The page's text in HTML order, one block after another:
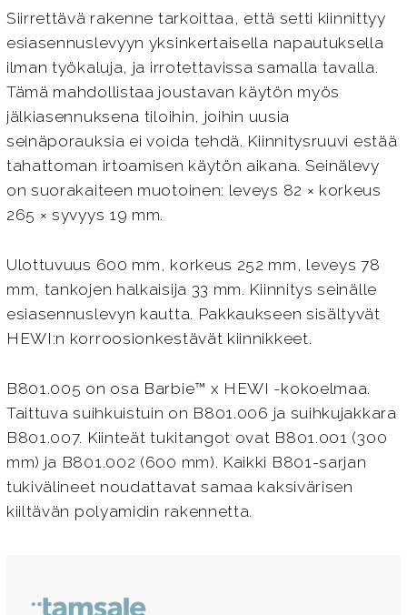
Siirrettävä rakenne tarkoittaa, että setti kiinnittyy
esiasennuslevyyn yksinkertaisella napautuksella
ilman työkaluja, ja irrotettavissa samalla tavalla.
Tämä mahdollistaa joustavan käytön myös
jälkiasennuksena tiloihin, joihin uusia
seinäporauksia ei voida tehdä. Kiinnitysruuvi estää
tahattoman irtoamisen käytön aikana. Seinälevy
on suorakaiteen muotoinen: leveys 82 × korkeus
265 × syvyys 19 mm.
Ulottuvuus 600 mm, korkeus 252 mm, leveys 78
mm, tankojen halkaisija 33 mm. Kiinnitys seinälle
esiasennuslevyn kautta. Pakkaukseen sisältyvät
HEWI:n korroosionkestävät kiinnikkeet.
B801.005 on osa Barbie™ x HEWI -kokoelmaa.
Taittuva suihkuistuin on B801.006 ja suihkujakkara
B801.007. Kiinteät tukitangot ovat B801.001 (300
mm) ja B801.002 (600 mm). Kaikki B801-sarjan
tukivälineet noudattavat samaa kaksivärisen
kiiltävän polyamidin rakennetta.